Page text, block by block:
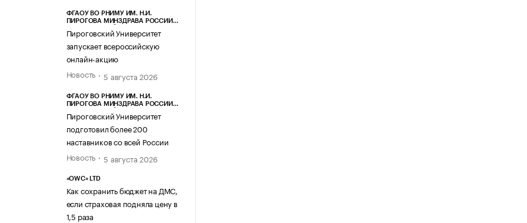
ФГАОУ ВО РНИМУ ИМ. Н.И.
ПИРОГОВА МИНЗДРАВА РОССИИ
Пироговский Университет
запускает всероссийскую
онлайн-акцию
Новость
5 августа 2026
ФГАОУ ВО РНИМУ ИМ. Н.И.
ПИРОГОВА МИНЗДРАВА РОССИИ
Пироговский Университет
подготовил более 200
наставников со всей России
Новость
5 августа 2026
«OWC» LTD
Как сохранить бюджет на ДМС,
если страховая подняла цену в
1,5 раза